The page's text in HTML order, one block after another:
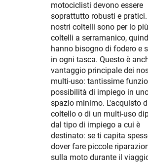
motociclisti devono essere
soprattutto robusti e pratici.
nostri coltelli sono per lo più
coltelli a serramanico,
hanno bisogno di fodero e
in ogni tasca. Questo è
vantaggio principale dei
multi-uso: tantissime
possibilità di impiego in
spazio minimo. L'acquisto
coltello o di un multi-uso
dal tipo di impiego a cui è
destinato: se ti capita
dover fare piccole
sulla moto durante il